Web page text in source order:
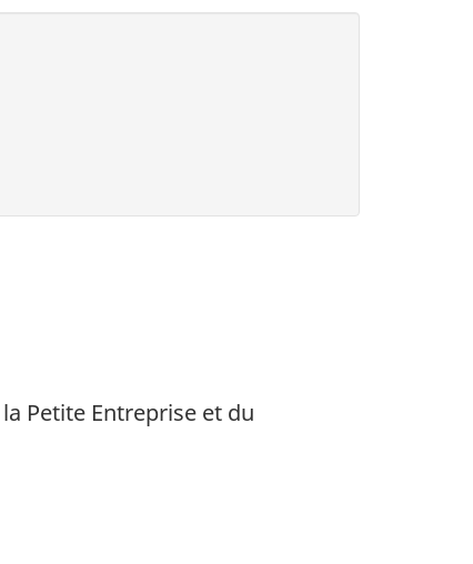
Petite Entreprise et du